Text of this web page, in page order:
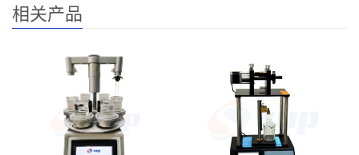
相关产品